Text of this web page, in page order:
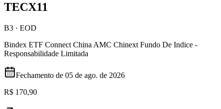
TECX11
B3 · EOD
Bindex ETF Connect China AMC Chinext Fundo De Indice -
Responsabilidade Limitada
Fechamento de 05 de ago. de 2026
R$ 170,90